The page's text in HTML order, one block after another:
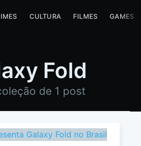
CULTURA FILMES GAMES
Fold
de 1 post